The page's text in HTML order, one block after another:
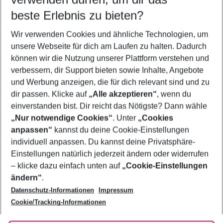
5-8 Nächte
2 Erwachsene Keine Kinder
Mehr Filter anzeigen
Footer
Footer navigation
Über uns
AGB
Bestpreisgarantie
Cookie-Einstellungen ändern
Cookie-Richtlinie
Agenturbetreuung
Barrierefreies Reisen
Folge uns
beste Erlebnis zu bieten?
Wir verwenden Cookies und ähnliche Technologien, um
unsere Webseite für dich am Laufen zu halten. Dadurch
können wir die Nutzung unserer Plattform verstehen und
verbessern, dir Support bieten sowie Inhalte, Angebote
und Werbung anzeigen, die für dich relevant sind und zu
dir passen. Klicke auf „Alle akzeptieren“, wenn du
einverstanden bist. Dir reicht das Nötigste? Dann wähle
„Nur notwendige Cookies“. Unter „Cookies
anpassen“ kannst du deine Cookie-Einstellungen
individuell anpassen. Du kannst deine Privatsphäre-
Einstellungen natürlich jederzeit ändern oder widerrufen
– klicke dazu einfach unten auf „Cookie-Einstellungen
ändern“.
Datenschutz-Informationen
Impressum
Cookie/Tracking-Informationen